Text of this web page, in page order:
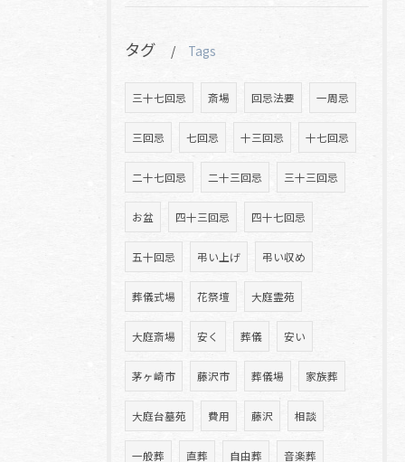
タグ Tags
三十七回忌 斎場 回忌法要 一周忌
三回忌 七回忌 十三回忌 十七回忌
二十七回忌 二十三回忌 三十三回忌
お盆 四十三回忌 四十七回忌
五十回忌 弔い上げ 弔い収め
葬儀式場 花祭壇 大庭霊苑
大庭斎場 安く 葬儀 安い
茅ヶ崎市 藤沢市 葬儀場 家族葬
大庭台墓苑 費用 藤沢 相談
一般葬 直葬 自由葬 音楽葬